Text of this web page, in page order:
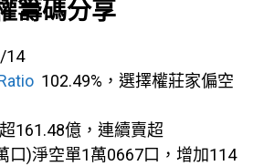
籌碼分享
14
102.49%，選擇權莊家偏空
161.48億，連續賣超
口)淨空單1萬0667口，增加114